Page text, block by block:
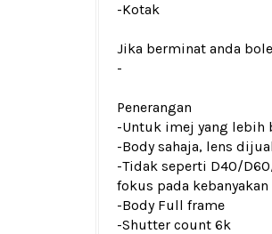
-Kotak
Jika berminat anda
-
Penerangan
-Untuk imej yang lebih
-Body sahaja, lens
-Tidak seperti D40/
fokus pada kebanyakan
-Body Full frame
-Shutter count 6k